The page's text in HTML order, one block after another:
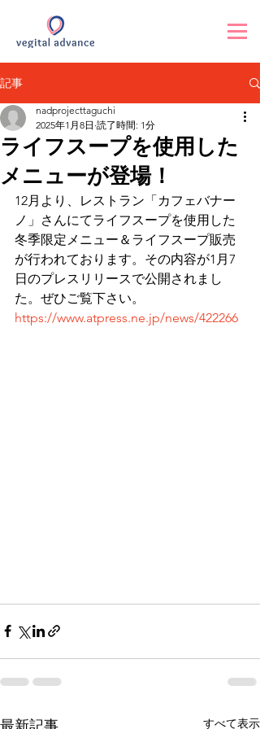
記事
ライフスープを使用した
メニューが登場！
nadprojecttaguchi
2025年1月8日 読了時間: 1分
12月より、レストラン「カフェバナー
ノ」さんにてライフスープを使用した
冬季限定メニュー＆ライフスープ販売
が行われております。その内容が1月7
日のプレスリリースで公開されまし
た。ぜひご覧下さい。
https://www.atpress.ne.jp/news/422266
すべて表示